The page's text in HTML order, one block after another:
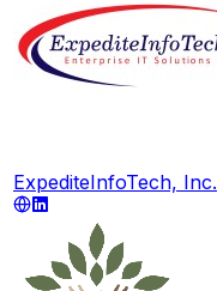
ExpediteInfoTech, Inc.